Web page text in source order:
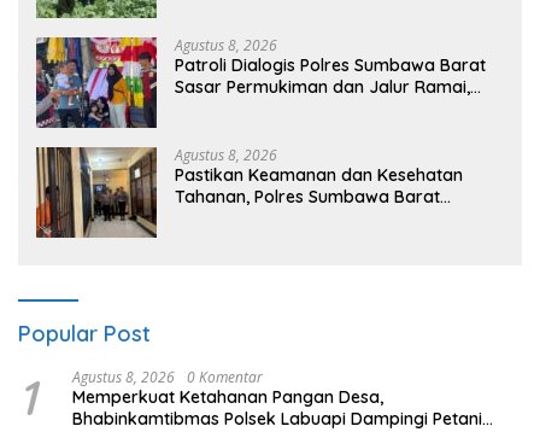
Agustus 8, 2026
Patroli Dialogis Polres Sumbawa Barat
Sasar Permukiman dan Jalur Ramai,
Agustus 8, 2026
Pastikan Keamanan dan Kesehatan
Tahanan, Polres Sumbawa Barat
Popular Post
1 Agustus 8, 2026 0 Komentar
Memperkuat Ketahanan Pangan Desa,
Bhabinkamtibmas Polsek Labuapi Dampingi Petani